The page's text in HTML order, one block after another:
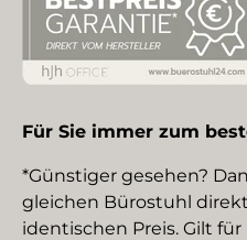
Für Sie immer zum
*Günstiger gesehen?
gleichen Bürostuhl
identischen Preis. Gilt